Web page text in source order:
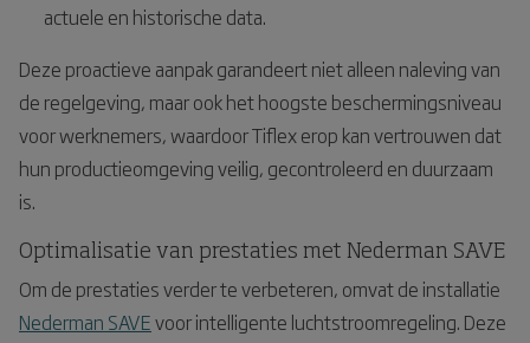
actuele en historische data.
Deze proactieve aanpak garandeert niet alleen naleving van
de regelgeving, maar ook het hoogste beschermingsniveau
voor werknemers, waardoor Tiflex erop kan vertrouwen dat
hun productieomgeving veilig, gecontroleerd en duurzaam
is.
Optimalisatie van prestaties met Nederman SAVE
Om de prestaties verder te verbeteren, omvat de installatie
Nederman SAVEvoor intelligente luchtstroomregeling. Deze